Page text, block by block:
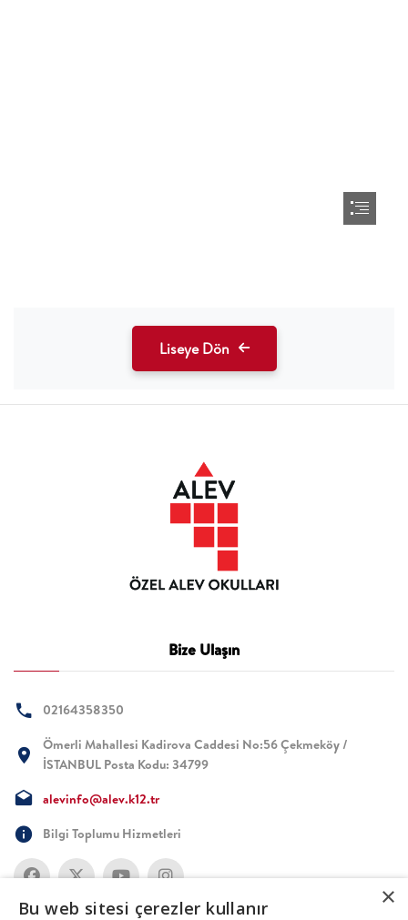
Liseye Dön
Bize Ulaşın
02164358350
Ömerli Mahallesi Kadirova Caddesi No:56 Çekmeköy /
İSTANBUL Posta Kodu: 34799
alevinfo@alev.k12.tr
Bilgi Toplumu Hizmetleri
×
Bu web sitesi çerezler kullanır